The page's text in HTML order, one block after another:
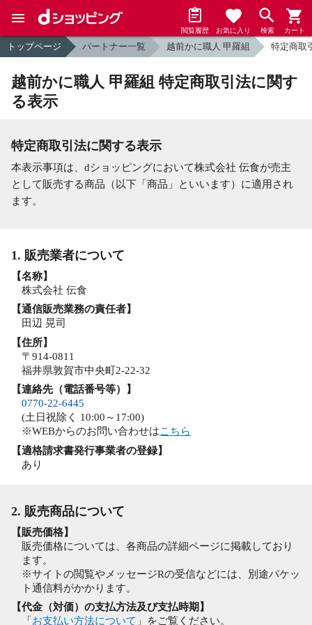
閲覧履歴 お気に入り 検索 カート
トップページ パートナー一覧 越前かに職人 甲羅組 特定商取
越前かに職人 甲羅組 特定商取引法に関す
る表示
特定商取引法に関する表示
本表示事項は、dショッピングにおいて株式会社 伝食が売主
として販売する商品（以下「商品」といいます）に適用され
ます。
1. 販売業者について
【名称】
株式会社 伝食
【通信販売業務の責任者】
田辺 晃司
【住所】
〒914-0811
福井県敦賀市中央町2-22-32
【連絡先（電話番号等）】
0770-22-6445
(土日祝除く 10:00～17:00)
※WEBからのお問い合わせはこちら
【適格請求書発行事業者の登録】
あり
2. 販売商品について
【販売価格】
販売価格については、各商品の詳細ページに掲載しており
ます。
※サイトの閲覧やメッセージRの受信などには、別途パケッ
ト通信料がかかります。
【代金（対価）の支払方法及び支払時期】
「 お支払い方法について 」をご覧ください。